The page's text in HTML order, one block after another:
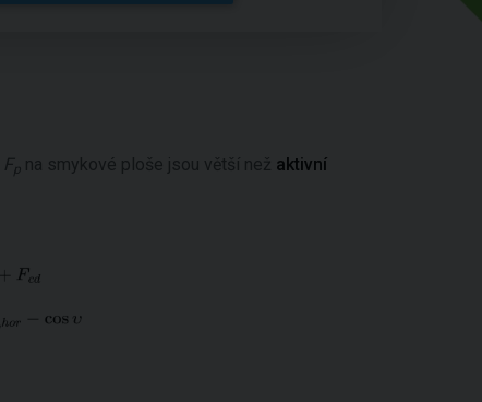
Fp na smykové ploše jsou větší než aktivní